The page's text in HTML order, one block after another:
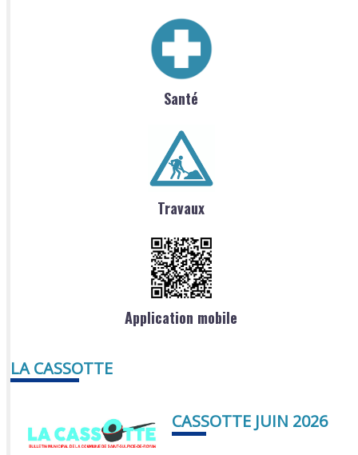
Santé
Travaux
Application mobile
LA CASSOTTE
CASSOTTE JUIN 2026